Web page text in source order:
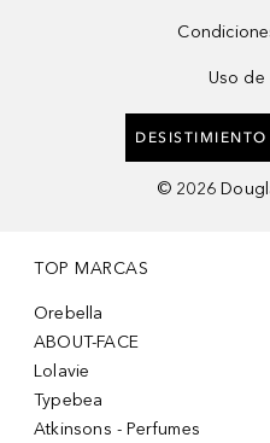
Uso de
© 2026
TOP MARCAS
Orebella
ABOUT-FACE
Lolavie
Typebea
Atkinsons - Perfumes